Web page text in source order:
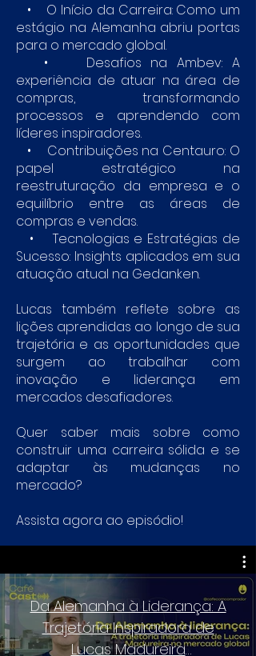
• O Início da Carreira: Como um
estágio na Alemanha abriu portas
para o mercado global.
• Desafios na Ambev: A
experiência de atuar na área de
compras, transformando
processos e aprendendo com
líderes inspiradores.
• Contribuições na Centauro: O
papel estratégico na
reestruturação da empresa e o
equilíbrio entre as áreas de
compras e vendas.
• Tecnologias e Estratégias de
Sucesso: Insights aplicados em sua
atuação atual na Gedanken.
Lucas também reflete sobre as
lições aprendidas ao longo de sua
trajetória e as oportunidades que
surgem ao trabalhar com
inovação e liderança em
mercados desafiadores.
Quer saber mais sobre como
construir uma carreira sólida e se
adaptar às mudanças no
mercado?
Assista agora ao episódio!
Da Alemanha à Liderança: A
Trajetória Inspiradora de
Lucas Madureira